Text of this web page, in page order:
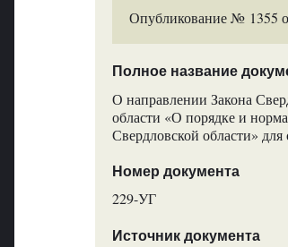
Опубликование № 1355
Полное название
О направлении Закона
области «О порядке и
Свердловской области»
Номер документа
229-УГ
Источник документа